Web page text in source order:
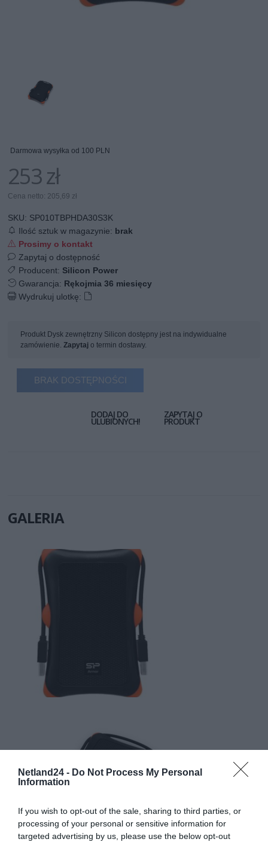
Netland24 - Do Not Process My Personal
Information
If you wish to opt-out of the sale, sharing to third parties, or
processing of your personal or sensitive information for
targeted advertising by us, please use the below opt-out
Darmowa wysyłka od 100 PLN
253 zł
Cena netto: 205,69 zł
SKU: SP010TBPHDA30S3K
Ilość sztuk w magazynie: brak
Prosimy o kontakt
Zapytaj o dostępność
Producent: Silicon Power
Gwarancja: Rękojmia 36 miesięcy
Wydrukuj ulotkę:
Produkt Dysk zewnętrzny Silicon dostępny jest na indywidualne
zamówienie.Zapytaj o termin dostawy.
BRAK DOSTĘPNOŚCI
DODAJ DO
ULUBIONYCH!
ZAPYTAJ O
PRODUKT
GALERIA